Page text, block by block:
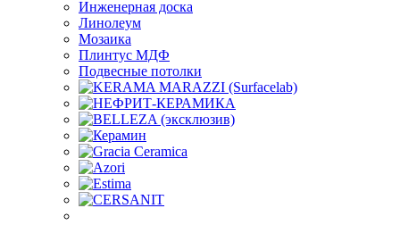
Инженерная доска
Линолеум
Мозаика
Плинтус МДФ
Подвесные потолки